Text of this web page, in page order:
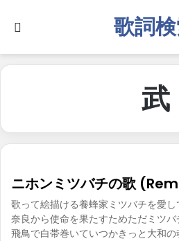
歌詞
武
ニホンミツバチの歌
歌って絵描ける養蜂家ミツバチを愛
奈良から使命を果たすためただミツ
飛鳥で白帯巻いていつかきっと大和